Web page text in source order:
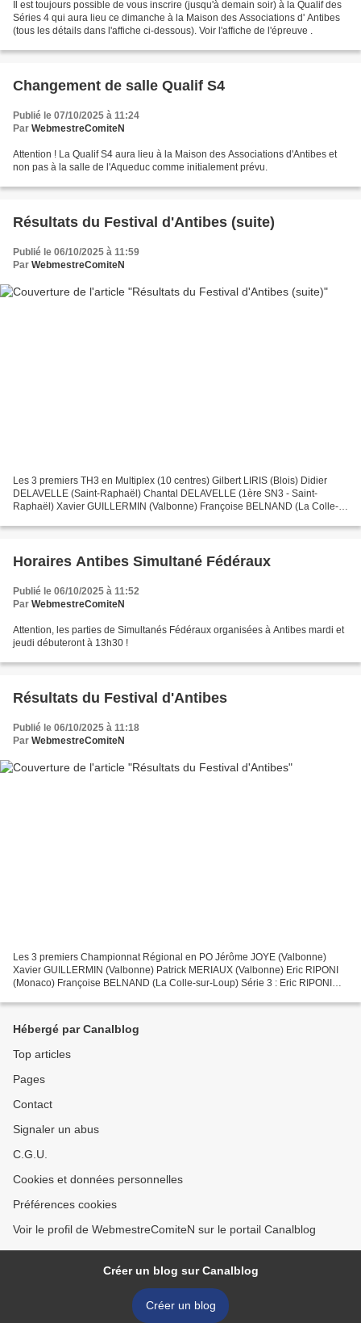
Il est toujours possible de vous inscrire (jusqu'à demain soir) à la Qualif des
Séries 4 qui aura lieu ce dimanche à la Maison des Associations d' Antibes
(tous les détails dans l'affiche ci-dessous). Voir l'affiche de l'épreuve .
Changement de salle Qualif S4
Publié le 07/10/2025 à 11:24
Par WebmestreComiteN
Attention ! La Qualif S4 aura lieu à la Maison des Associations d'Antibes et
non pas à la salle de l'Aqueduc comme initialement prévu.
Résultats du Festival d'Antibes (suite)
Publié le 06/10/2025 à 11:59
Par WebmestreComiteN
Les 3 premiers TH3 en Multiplex (10 centres) Gilbert LIRIS (Blois) Didier
DELAVELLE (Saint-Raphaël) Chantal DELAVELLE (1ère SN3 - Saint-
Raphaël) Xavier GUILLERMIN (Valbonne) Françoise BELNAND (La Colle-
Horaires Antibes Simultané Fédéraux
Publié le 06/10/2025 à 11:52
Par WebmestreComiteN
Attention, les parties de Simultanés Fédéraux organisées à Antibes mardi et
jeudi débuteront à 13h30 !
Résultats du Festival d'Antibes
Publié le 06/10/2025 à 11:18
Par WebmestreComiteN
Les 3 premiers Championnat Régional en PO Jérôme JOYE (Valbonne)
Xavier GUILLERMIN (Valbonne) Patrick MERIAUX (Valbonne) Eric RIPONI
(Monaco) Françoise BELNAND (La Colle-sur-Loup) Série 3 : Eric RIPONI
Hébergé par Canalblog
Top articles
Pages
Contact
Signaler un abus
C.G.U.
Cookies et données personnelles
Préférences cookies
Voir le profil de WebmestreComiteN sur le portail Canalblog
Créer un blog sur Canalblog
Créer un blog